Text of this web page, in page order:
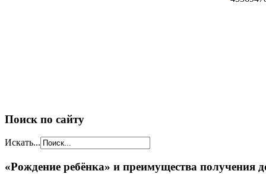
Поиск по сайту
Искать...
«Рождение ребёнка» и преимущества получения